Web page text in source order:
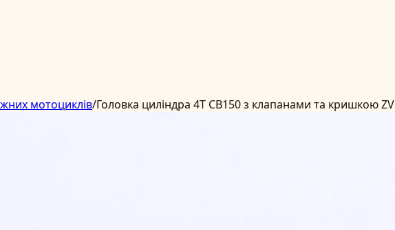
мотоциклів/Головка циліндра 4T CB150 з клапанами та кришкою ZV